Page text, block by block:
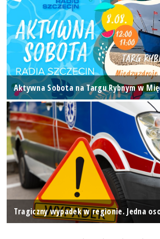
Aktywna Sobota na Targu Rybnym w
Tragiczny wypadek w regionie. Jedna